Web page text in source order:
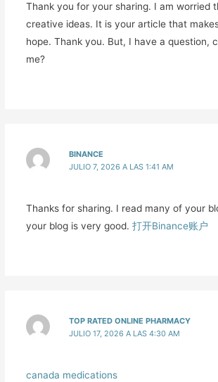
Thank you for your sharing. I am worried
creative ideas. It is your article that
hope. Thank you. But, I have a question,
me?
BINANCE
JULIO 7, 2026 A LAS 1:41 AM
Thanks for sharing. I read many of your
your blog is very good. 打开Binance账户
TOP RATED ONLINE PHARMACY
JULIO 17, 2026 A LAS 4:30 AM
canada medications